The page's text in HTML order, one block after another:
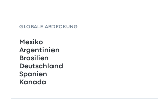
GLOBALE ABDECKUNG
Mexiko
Argentinien
Brasilien
Deutschland
Spanien
Kanada